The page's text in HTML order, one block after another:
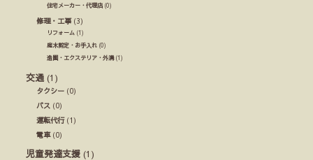
住宅メーカー・代理店 (0)
修理・工事(3)
リフォーム (1)
庭木剪定・お手入れ (0)
造園・エクステリア・外溝(1)
交通 (1)
タクシー (0)
バス (0)
運転代行(1)
電車(0)
児童発達支援 (1)